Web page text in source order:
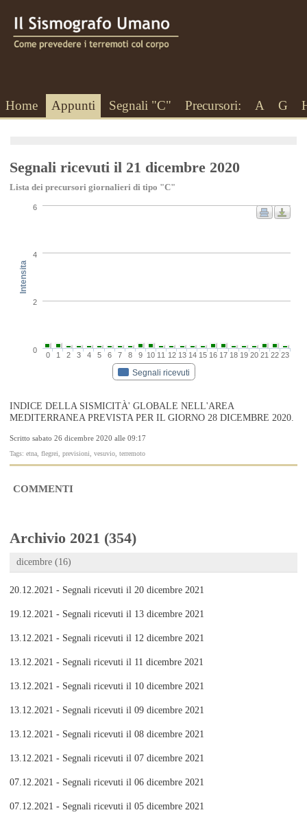
Home Appunti Segnali "C" Precursori: A G
Segnali ricevuti il 21 dicembre 2020
Lista dei precursori giornalieri di tipo "C"
Intensita
Segnali ricevuti
0 1 2 3 4 5 6 7 8 9 10 11 12 13 14 15 16 17 18 19 20 21 22 23
0
2
4
6
INDICE DELLA SISMICITÀ' GLOBALE NELL'AREA
MEDITERRANEA PREVISTA PER IL GIORNO 28 DICEMBRE 2020.
Scritto sabato 26 dicembre 2020 alle 09:17
Tags: etna, flegrei, previsioni, vesuvio, terremoto
COMMENTI
Archivio 2021 (354)
dicembre (16)
20.12.2021 - Segnali ricevuti il 20 dicembre 2021
19.12.2021 - Segnali ricevuti il 13 dicembre 2021
13.12.2021 - Segnali ricevuti il 12 dicembre 2021
13.12.2021 - Segnali ricevuti il 11 dicembre 2021
13.12.2021 - Segnali ricevuti il 10 dicembre 2021
13.12.2021 - Segnali ricevuti il 09 dicembre 2021
13.12.2021 - Segnali ricevuti il 08 dicembre 2021
13.12.2021 - Segnali ricevuti il 07 dicembre 2021
07.12.2021 - Segnali ricevuti il 06 dicembre 2021
07.12.2021 - Segnali ricevuti il 05 dicembre 2021